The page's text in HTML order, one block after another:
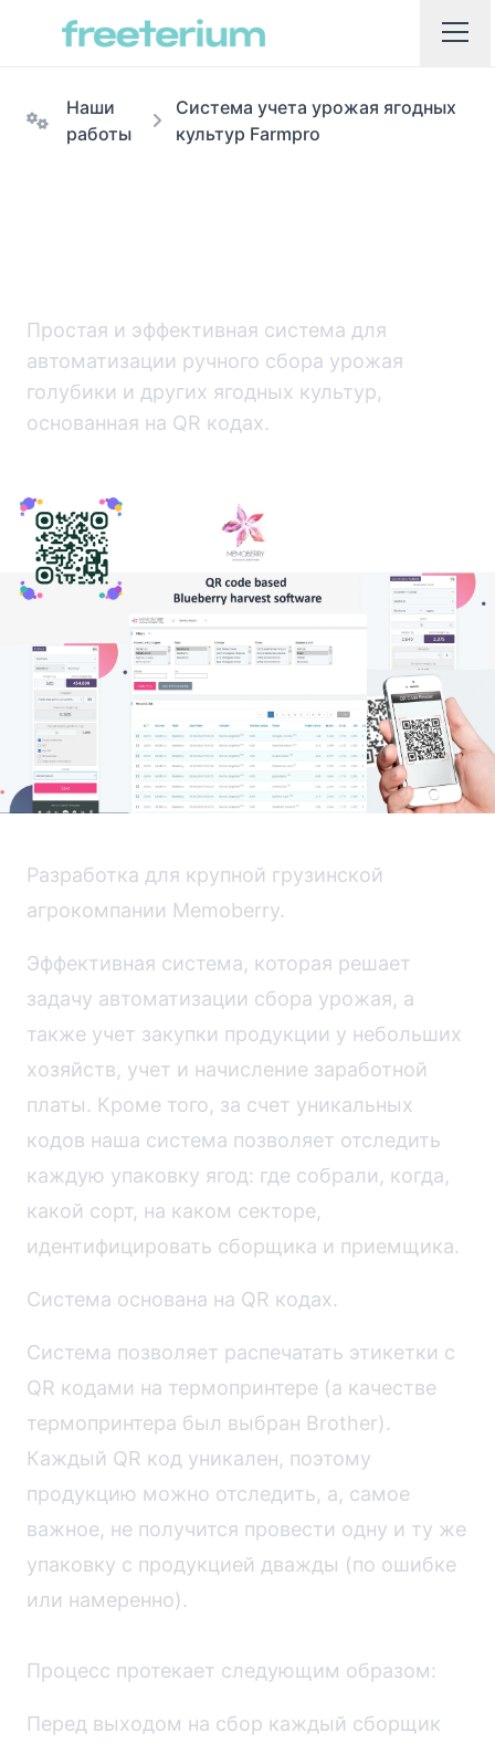
Наши
работы
Cистема учета урожая ягодных
культур Farmpro
Простая и эффективная система для
автоматизации ручного сбора урожая
голубики и других ягодных культур,
основанная на QR кодах.
Разработка для крупной грузинской
агрокомпании Memoberry.
Эффективная система, которая решает
задачу автоматизации сбора урожая, а
также учет закупки продукции у небольших
хозяйств, учет и начисление заработной
платы. Кроме того, за счет уникальных
кодов наша система позволяет отследить
каждую упаковку ягод: где собрали, когда,
какой сорт, на каком секторе,
идентифицировать сборщика и приемщика.
Система основана на QR кодах.
Система позволяет распечатать этикетки с
QR кодами на термопринтере (а качестве
термопринтера был выбран Brother).
Каждый QR код уникален, поэтому
продукцию можно отследить, а, самое
важное, не получится провести одну и ту же
упаковку с продукцией дважды (по ошибке
или намеренно).
Процесс протекает следующим образом:
Перед выходом на сбор каждый сборщик